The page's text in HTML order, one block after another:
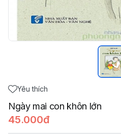
Yêu thích
Ngày mai con khôn lớn
45.000đ